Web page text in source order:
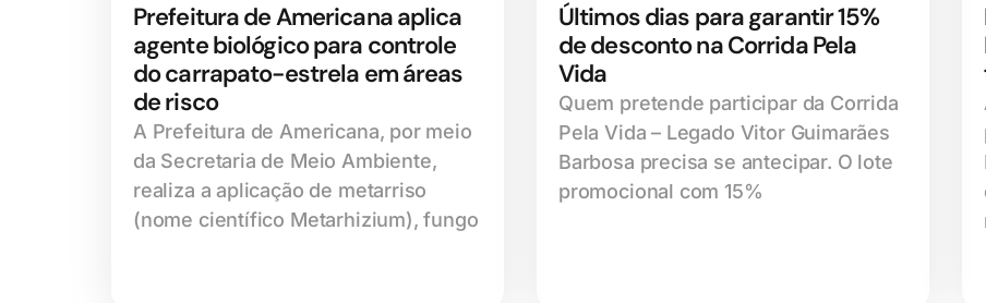
Prefeitura de Americana aplica
agente biológico para controle
do carrapato-estrela em áreas
de risco
A Prefeitura de Americana, por meio
da Secretaria de Meio Ambiente,
realiza a aplicação de metarriso
(nome científico Metarhizium), fungo
Últimos dias para garantir 15%
de desconto na Corrida Pela
Vida
Quem pretende participar da Corrida
Pela Vida – Legado Vitor Guimarães
Barbosa precisa se antecipar. O lote
promocional com 15%